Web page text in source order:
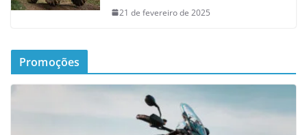
21 de fevereiro de 2025
Promoções